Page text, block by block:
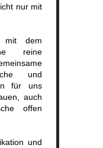
nur mit
mit dem
reine
und
für uns
auch
offen
und